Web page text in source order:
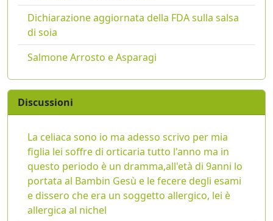
Dichiarazione aggiornata della FDA sulla salsa
di soia
Salmone Arrosto e Asparagi
Discussioni
La celiaca sono io ma adesso scrivo per mia
figlia lei soffre di orticaria tutto l'anno ma in
questo periodo è un dramma,all'età di 9anni lo
portata al Bambin Gesù e le fecere degli esami
e dissero che era un soggetto allergico, lei è
allergica al nichel